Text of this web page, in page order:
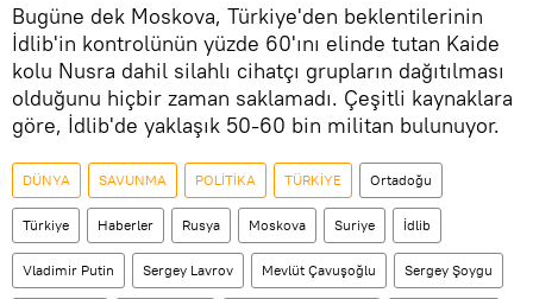
Bugüne dek Moskova, Türkiye'den beklentilerinin
İdlib'in kontrolünün yüzde 60'ını elinde tutan Kaide
kolu Nusra dahil silahlı cihatçı grupların dağıtılması
olduğunu hiçbir zaman saklamadı. Çeşitli kaynaklara
göre, İdlib'de yaklaşık 50-60 bin militan bulunuyor.
DÜNYA SAVUNMA POLİTİKA TÜRKİYE Ortadoğu
Türkiye Haberler Rusya Moskova Suriye İdlib
Vladimir Putin Sergey Lavrov Mevlüt Çavuşoğlu Sergey Şoygu